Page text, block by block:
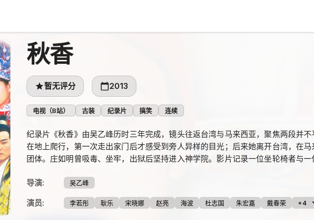
秋香
暂无评分 2013
电视（B站） 古装 纪录片 搞笑 连续
纪录片《秋香》由吴乙峰历时三年完成，镜头往返台湾与马来西亚，聚焦两段并
在地上爬行，第一次走出家门后才感受到旁人异样的目光；后来她离开台湾，在
团体。庄如明曾吸毒、坐牢，出狱后坚持进入神学院。影片记录一位坐轮椅者与一
导演: 吴乙峰
演员: 李若彤 耿乐 宋晓娜 赵亮 海波 杜志国 朱宏嘉 戴春荣 +4